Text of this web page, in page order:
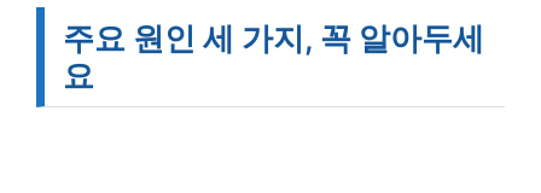
주요 원인 세 가지, 꼭 알아두세
요